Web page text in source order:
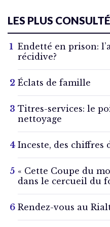
LES PLUS
Endetté en prison:
récidive?
Éclats de famille
Titres-services: le
nettoyage
Inceste, des chiffres
« Cette Coupe du
dans le cercueil du
Rendez-vous au